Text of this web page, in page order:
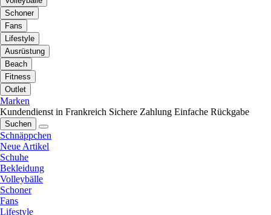
Schoner
Fans
Lifestyle
Ausrüstung
Beach
Fitness
Outlet
Marken
Kundendienst in Frankreich Sichere Zahlung Einfache Rückgabe
Suchen
Schnäppchen
Neue Artikel
Schuhe
Bekleidung
Volleybälle
Schoner
Fans
Lifestyle